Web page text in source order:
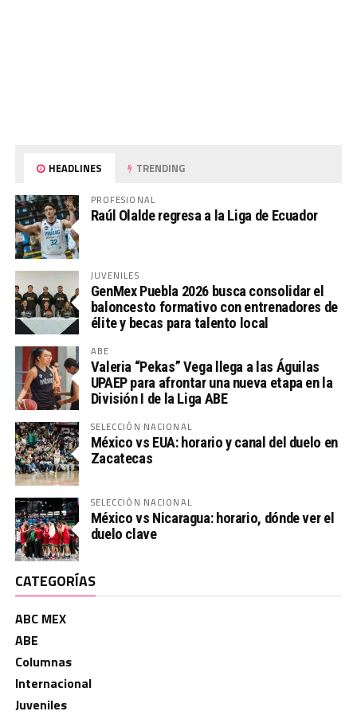
HEADLINES TRENDING
PROFESIONAL
Raúl Olalde regresa a la Liga de Ecuador
JUVENILES
GenMex Puebla 2026 busca consolidar el
baloncesto formativo con entrenadores de
élite y becas para talento local
ABE
Valeria “Pekas” Vega llega a las Águilas
UPAEP para afrontar una nueva etapa en la
División I de la Liga ABE
SELECCIÓN NACIONAL
México vs EUA: horario y canal del duelo en
Zacatecas
SELECCIÓN NACIONAL
México vs Nicaragua: horario, dónde ver el
duelo clave
CATEGORÍAS
ABC MEX
ABE
Columnas
Internacional
Juveniles